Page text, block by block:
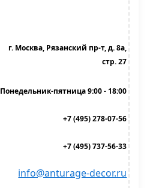
г. Москва, Рязанский пр-т, д. 8а,
стр. 27
Понедельник-пятница 9:00 - 18:00
+7 (495) 278-07-56
+7 (495) 737-56-33
info@anturage-decor.ru